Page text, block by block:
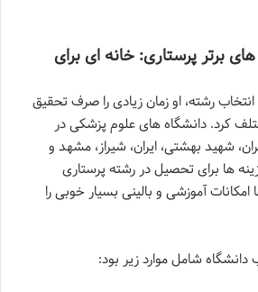
برتر پرستاری: خانه ای برای
رشته، او زمان زیادی را صرف تحقیق
کرد. دانشگاه های علوم پزشکی در
شهید بهشتی، ایران، شیراز، مشهد و
ها برای تحصیل در رشته پرستاری
آموزشی و بالینی بسیار خوبی را
دانشگاه شامل موارد زیر بود: